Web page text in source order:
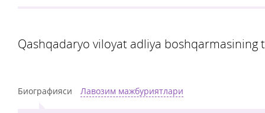
Qashqadaryo viloyat adliya
Биографияси Лавозим мажбуриятлари